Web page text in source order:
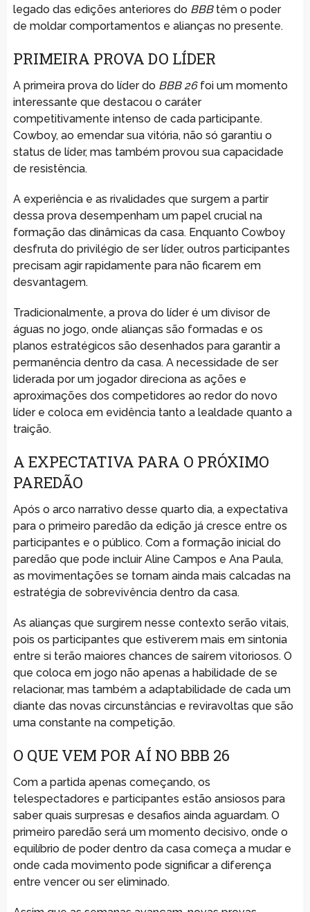
legado das edições anteriores do BBBtêm o poder
de moldar comportamentos e alianças no presente.
PRIMEIRA PROVA DO LÍDER
A primeira prova do líder do BBB 26foi um momento
interessante que destacou o caráter
competitivamente intenso de cada participante.
Cowboy, ao emendar sua vitória, não só garantiu o
status de líder, mas também provou sua capacidade
de resistência.
A experiência e as rivalidades que surgem a partir
dessa prova desempenham um papel crucial na
formação das dinâmicas da casa. Enquanto Cowboy
desfruta do privilégio de ser líder, outros participantes
precisam agir rapidamente para não ficarem em
desvantagem.
Tradicionalmente, a prova do líder é um divisor de
águas no jogo, onde alianças são formadas e os
planos estratégicos são desenhados para garantir a
permanência dentro da casa. A necessidade de ser
liderada por um jogador direciona as ações e
aproximações dos competidores ao redor do novo
líder e coloca em evidência tanto a lealdade quanto a
traição.
A EXPECTATIVA PARA O PRÓXIMO
PAREDÃO
Após o arco narrativo desse quarto dia, a expectativa
para o primeiro paredão da edição já cresce entre os
participantes e o público. Com a formação inicial do
paredão que pode incluir Aline Campos e Ana Paula,
as movimentações se tornam ainda mais calcadas na
estratégia de sobrevivência dentro da casa.
As alianças que surgirem nesse contexto serão vitais,
pois os participantes que estiverem mais em sintonia
entre si terão maiores chances de saírem vitoriosos. O
que coloca em jogo não apenas a habilidade de se
relacionar, mas também a adaptabilidade de cada um
diante das novas circunstâncias e reviravoltas que são
uma constante na competição.
O QUE VEM POR AÍ NO BBB 26
Com a partida apenas começando, os
telespectadores e participantes estão ansiosos para
saber quais surpresas e desafios ainda aguardam. O
primeiro paredão será um momento decisivo, onde o
equilíbrio de poder dentro da casa começa a mudar e
onde cada movimento pode significar a diferença
entre vencer ou ser eliminado.